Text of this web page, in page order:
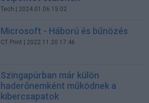
Tech | 2024.01.06 15:02
Microsoft - Háború és bűnözés
CT Print | 2022.11.20 17:46
Szingapúrban már külön
haderőnemként működnek a
kibercsapatok